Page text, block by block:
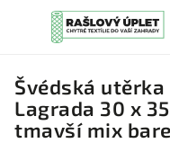
Švédská
Lagrada 30 x
tmavší mix